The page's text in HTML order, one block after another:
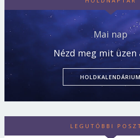
Mai nap
Nézd meg mit üzen
HOLDKALENDÁRIUM
LEGUTÓBBI